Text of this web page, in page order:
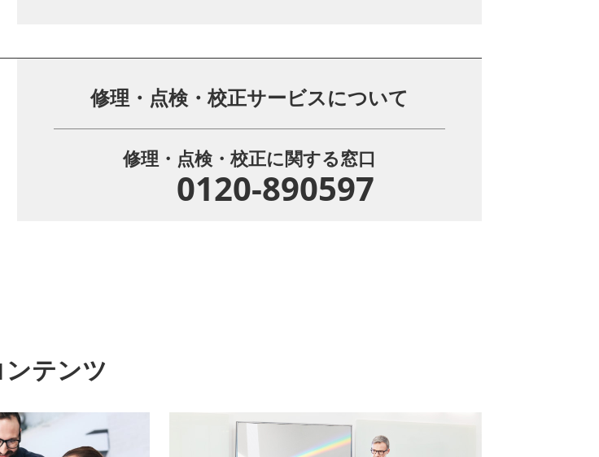
修理・点検・校正サービスについて
修理・点検・校正に関する窓口
0120-890597
テンツ